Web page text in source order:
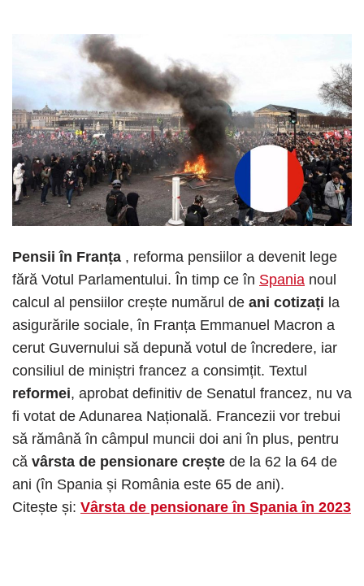
Pensii în Franța , reforma pensiilor a devenit lege
fără Votul Parlamentului. În timp ce în Spania noul
calcul al pensiilor crește numărul de ani cotizați la
asigurările sociale, în Franța Emmanuel Macron a
cerut Guvernului să depună votul de încredere, iar
consiliul de miniștri francez a consimțit. Textul
reformei, aprobat definitiv de Senatul francez, nu va
fi votat de Adunarea Națională. Francezii vor trebui
să rămână în câmpul muncii doi ani în plus, pentru
că vârsta de pensionare crește de la 62 la 64 de
ani (în Spania și România este 65 de ani).
Citește și: Vârsta de pensionare în Spania în 2023